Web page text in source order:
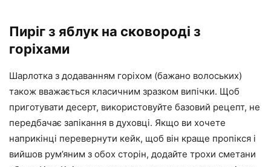
Пиріг з яблук на сковороді з
горіхами
Шарлотка з додаванням горіхом (бажано волоських)
також вважається класичним зразком випічки. Щоб
приготувати десерт, використовуйте базовий рецепт, не
передбачає запікання в духовці. Якщо ви хочете
наприкінці перевернути кейк, щоб він краще пропікся і
вийшов рум’яним з обох сторін, додайте трохи сметани